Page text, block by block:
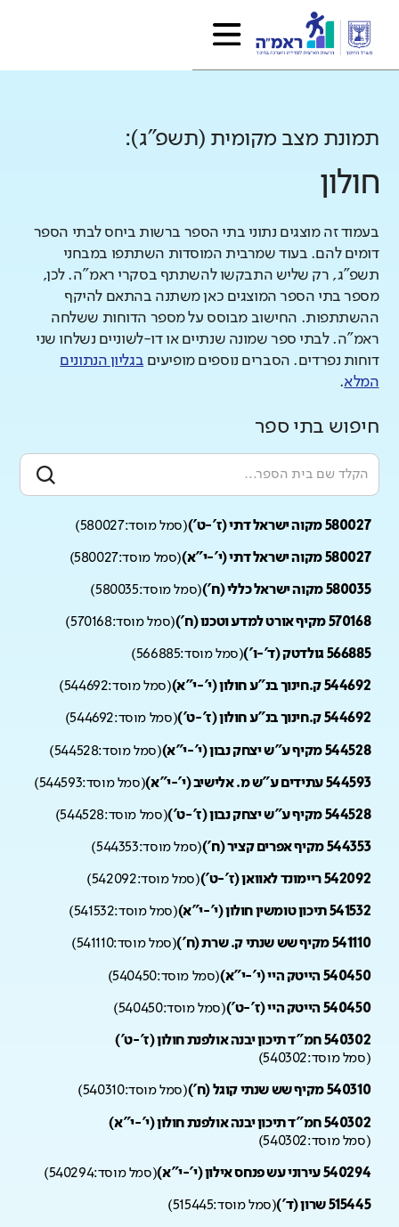
תמונת מצב מקומית (תשפ"ג):
חולון
בעמוד זה מוצגים נתוני בתי הספר ברשות ביחס לבתי הספר
דומים להם. בעוד שמרבית המוסדות השתתפו במבחני
תשפ"ג, רק שליש התבקשו להשתתף בסקרי ראמ"ה. לכן,
מספר בתי הספר המוצגים כאן משתנה בהתאם להיקף
ההשתתפות. החישוב מבוסס על מספר הדוחות ששלחה
ראמ"ה. לבתי ספר שמונה שנתיים או דו-לשוניים נשלחו שני
דוחות נפרדים. הסברים נוספים מופיעים בגליון הנתונים
המלא.
חיפוש בתי ספר
580027 מקוה ישראל דתי (ז'-ט') (סמל מוסד:580027
)
580027 מקוה ישראל דתי (י'-י"א) (סמל מוסד:580027
)
580035 מקוה ישראל כללי (ח') (סמל מוסד:580035
)
570168 מקיף אורט למדע וטכנו (ח') (סמל מוסד:570168
)
566885 גולדטק (ד'-ו') (סמל מוסד:566885
)
544692 ק.חינוך בנ"ע חולון (י'-י"א) (סמל מוסד:544692
)
544692 ק.חינוך בנ"ע חולון (ז'-ט') (סמל מוסד:544692
)
544528 מקיף ע"ש יצחק נבון (י'-י"א) (סמל מוסד:544528
)
544593 עתידים ע"ש מ. אלישיב (י'-י"א) (סמל מוסד:544593
)
544528 מקיף ע"ש יצחק נבון (ז'-ט') (סמל מוסד:544528
)
544353 מקיף אפרים קציר (ח') (סמל מוסד:544353
)
542092 ריימונד לאוואן (ז'-ט') (סמל מוסד:542092
)
541532 תיכון טומשין חולון (י'-י"א) (סמל מוסד:541532
)
541110 מקיף שש שנתי ק. שרת (ח') (סמל מוסד:541110
)
540450 הייטק היי (י'-י"א) (סמל מוסד:540450
)
540450 הייטק היי (ז'-ט') (סמל מוסד:540450
)
540302 חמ"ד תיכון יבנה אולפנת חולון (ז'-ט')
(סמל מוסד:540302
)
540310 מקיף שש שנתי קוגל (ח') (סמל מוסד:540310
)
540302 חמ"ד תיכון יבנה אולפנת חולון (י'-י"א)
(סמל מוסד:540302
)
540294 עירוני עש פנחס אילון (י'-י"א) (סמל מוסד:540294
)
515445 שרון (ד') (סמל מוסד:515445
)